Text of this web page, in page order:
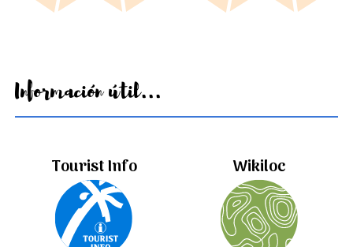
Información útil...
Tourist Info Wikiloc